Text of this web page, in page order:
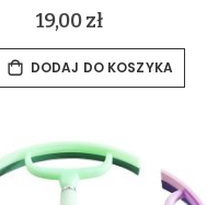
0%
19,00 zł
DODAJ DO KOSZYKA